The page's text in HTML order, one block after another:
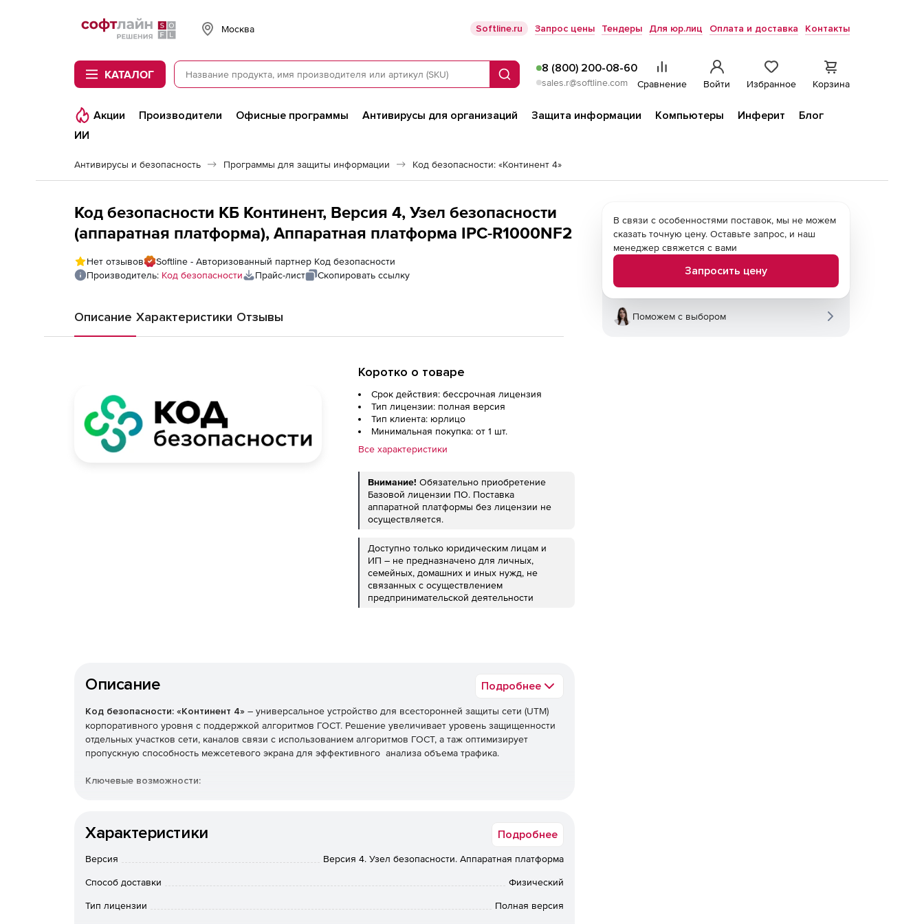
Softline
Москва Softline.ru Запрос цены Тендеры Для юр.лиц Оплата и доставка Контакты
КАТАЛОГ Поиск
8 (800) 200-08-60
sales.r@softline.com Сравнение Войти Избранное Корзина
Акции Производители Офисные программы Антивирусы для организаций Защита информации Компьютеры Инферит
Блог
ИИ
Антивирусы и безопасность Программы для защиты информации Код безопасности: «Континент 4»
Код безопасности КБ Континент, Версия 4, Узел безопасности
(аппаратная платформа), Аппаратная платформа IPC-R1000NF2
Нет отзывов
Softline - Авторизованный партнер Код безопасности
Производитель: Код безопасности Прайс-лист Скопировать ссылку
Описание Характеристики Отзывы
Коротко о товаре
Срок действия: бессрочная лицензия
Тип лицензии: полная версия
Тип клиента: юрлицо
Минимальная покупка: от 1 шт.
Все характеристики
Внимание! Обязательно приобретение
Базовой лицензии ПО. Поставка
аппаратной платформы без лицензии не
осуществляется.
Доступно только юридическим лицам и
ИП – не предназначено для личных,
семейных, домашних и иных нужд, не
связанных с осуществлением
предпринимательской деятельности
Описание Подробнее
Код безопасности: «Континент 4» – универсальное устройство для всесторонней защиты сети (UTM)
корпоративного уровня с поддержкой алгоритмов ГОСТ. Решение увеличивает уровень защищенности
отдельных участков сети, каналов связи с использованием алгоритмов ГОСТ, а таж оптимизирует
пропускную способность межсетевого экрана для эффективного анализа объема трафика.
Ключевые возможности:
управления распределенной инфраструктурой.
Характеристики Подробнее
Версия Версия 4. Узел безопасности. Аппаратная платформа
Способ доставки Физический
Тип лицензии Полная версия
В связи с особенностями поставок, мы не можем
сказать точную цену. Оставьте запрос, и наш
менеджер свяжется с вами
Запросить цену
Поможем с выбором